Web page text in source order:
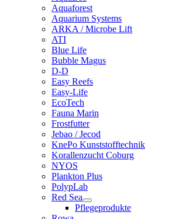
Aquaforest
Aquarium Systems
ARKA / Microbe Lift
ATI
Blue Life
Bubble Magus
D-D
Easy Reefs
Easy-Life
EcoTech
Fauna Marin
Frostfutter
Jebao / Jecod
KnePo Kunststofftechnik
Korallenzucht Coburg
NYOS
Plankton Plus
PolypLab
Red Sea
Pflegeprodukte